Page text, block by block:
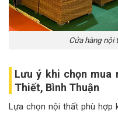
Cửa hàng nội
Lưu ý khi chọn mua
Thiết, Bình Thuận
Lựa chọn nội thất phù hợp